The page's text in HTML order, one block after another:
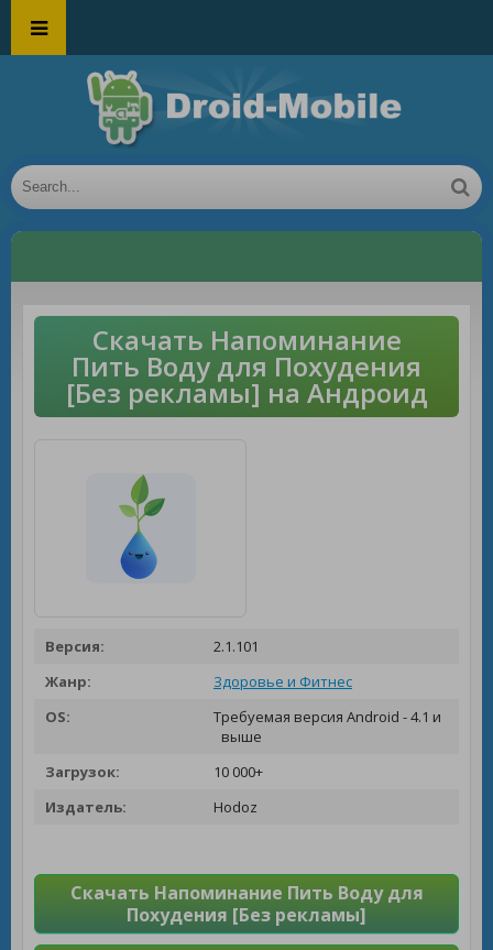
Скачать Напоминание
Пить Воду для Похудения
[Без рекламы] на Андроид
Версия:
2.1.101
Жанр:
Здоровье и Фитнес
OS:
Требуемая версия Android - 4.1 и
выше
Загрузок:
10 000+
Издатель:
Hodoz
Скачать Напоминание Пить Воду для
Похудения [Без рекламы]